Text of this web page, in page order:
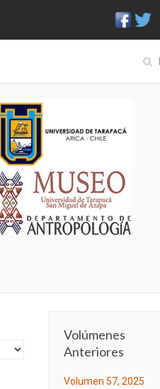
Volúmenes
Anteriores
Volumen 57, 2025